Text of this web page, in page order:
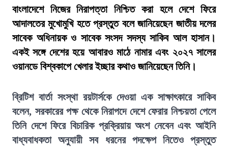
বাংলাদেশে নিজের নিরাপত্তা নিশ্চিত করা হলে দেশে ফিরে
আদালতের মুখোমুখি হতে প্রস্তুত বলে জানিয়েছেন জাতীয় দলের
সাবেক অধিনায়ক ও সাবেক সংসদ সদস্য সাকিব আল হাসান।
একই সঙ্গে দেশের হয়ে আবারও মাঠে নামার এবং ২০২৭ সালের
ওয়ানডে বিশ্বকাপে খেলার ইচ্ছার কথাও জানিয়েছেন তিনি।
ব্রিটিশ বার্তা সংস্থা রয়টার্সকে দেওয়া এক সাক্ষাৎকারে সাকিব
বলেন, সরকারের পক্ষ থেকে নিরাপদে দেশে ফেরার নিশ্চয়তা পেলে
তিনি দেশে ফিরে বিচারিক প্রক্রিয়ায় অংশ নেবেন এবং আইনি
বাধ্যবাধকতা অনুযায়ী সব ধরনের পদক্ষেপ নিতেও প্রস্তুত